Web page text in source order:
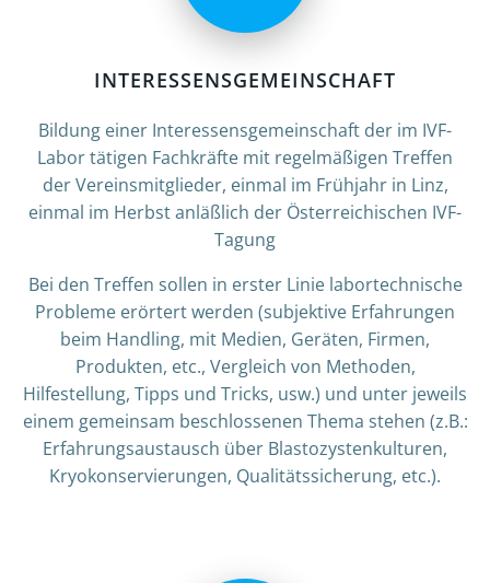
INTERESSENSGEMEINSCHAFT
Bildung einer Interessensgemeinschaft der im IVF-
Labor tätigen Fachkräfte mit regelmäßigen Treffen
der Vereinsmitglieder, einmal im Frühjahr in Linz,
einmal im Herbst anläßlich der Österreichischen IVF-
Tagung
Bei den Treffen sollen in erster Linie labortechnische
Probleme erörtert werden (subjektive Erfahrungen
beim Handling, mit Medien, Geräten, Firmen,
Produkten, etc., Vergleich von Methoden,
Hilfestellung, Tipps und Tricks, usw.) und unter jeweils
einem gemeinsam beschlossenen Thema stehen (z.B.:
Erfahrungsaustausch über Blastozystenkulturen,
Kryokonservierungen, Qualitätssicherung, etc.).